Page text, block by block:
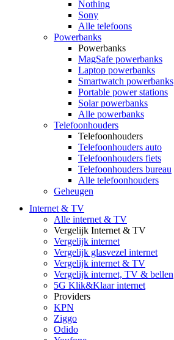
Nothing
Sony
Alle telefoons
Powerbanks
Powerbanks
MagSafe powerbanks
Laptop powerbanks
Smartwatch powerbanks
Portable power stations
Solar powerbanks
Alle powerbanks
Telefoonhouders
Telefoonhouders
Telefoonhouders auto
Telefoonhouders fiets
Telefoonhouders bureau
Alle telefoonhouders
Geheugen
Internet & TV
Alle internet & TV
Vergelijk Internet & TV
Vergelijk internet
Vergelijk glasvezel internet
Vergelijk internet & TV
Vergelijk internet, TV & bellen
5G Klik&Klaar internet
Providers
KPN
Ziggo
Odido